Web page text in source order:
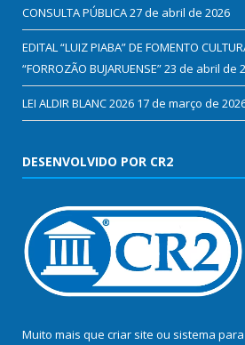
CONSULTA PÚBLICA27 de abril de 2026
EDITAL “LUIZ PIABA” DE FOMENTO
“FORROZÃO BUJARUENSE”23 de abril de
LEI ALDIR BLANC 2026 17 de março de
DESENVOLVIDO POR CR2
Muito mais que criar site ou sistema